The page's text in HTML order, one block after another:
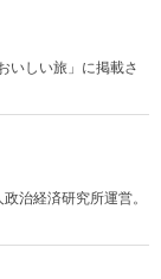
いしい旅」に掲載さ
治経済研究所運営。